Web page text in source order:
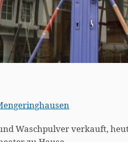
Waschpulver verkauft,